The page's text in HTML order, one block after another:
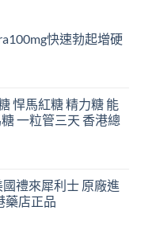
快速勃起增硬
悍馬紅糖 精力糖 能
一粒管三天 香港總
禮來犀利士 原廠進
藥店正品